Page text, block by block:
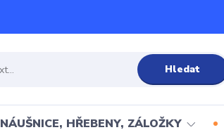
Hledat
NÁUŠNICE, HŘEBENY, ZÁLOŽKY